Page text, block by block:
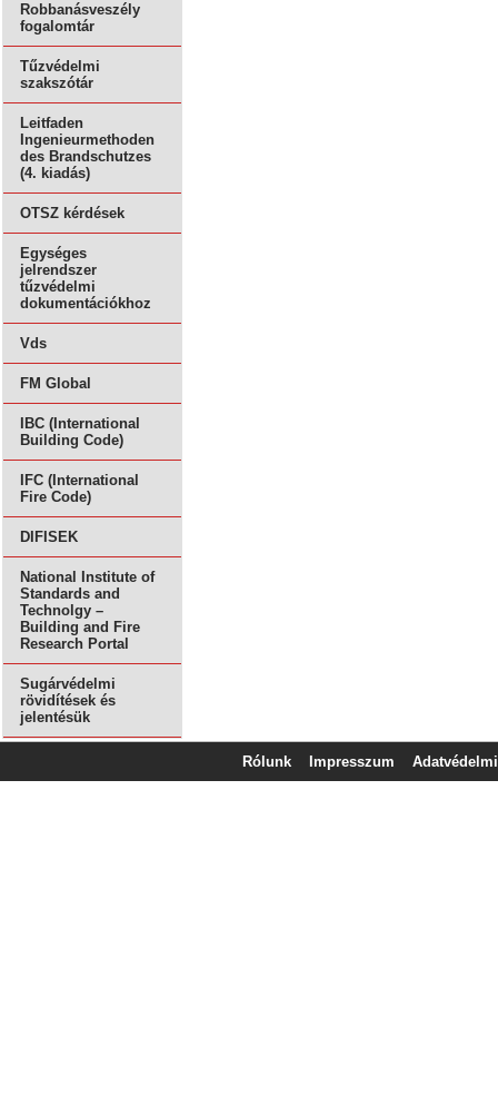
Robbanásveszély
fogalomtár
Tűzvédelmi
szakszótár
Leitfaden
Ingenieurmethoden
des Brandschutzes
(4. kiadás)
OTSZ kérdések
Egységes
jelrendszer
tűzvédelmi
dokumentációkhoz
Vds
FM Global
IBC (International
Building Code)
IFC (International
Fire Code)
DIFISEK
National Institute of
Standards and
Technolgy –
Building and Fire
Research Portal
Sugárvédelmi
rövidítések és
jelentésük
Rólunk Impresszum